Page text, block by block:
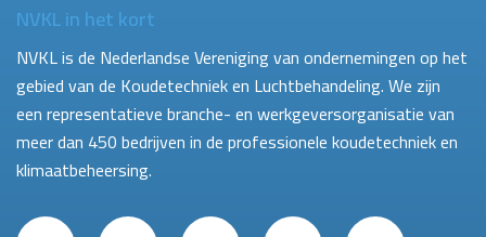
NVKL in het kort
NVKL is de Nederlandse Vereniging van ondernemingen op het
gebied van de Koudetechniek en Luchtbehandeling. We zijn
een representatieve branche- en werkgeversorganisatie van
meer dan 450 bedrijven in de professionele koudetechniek en
klimaatbeheersing.